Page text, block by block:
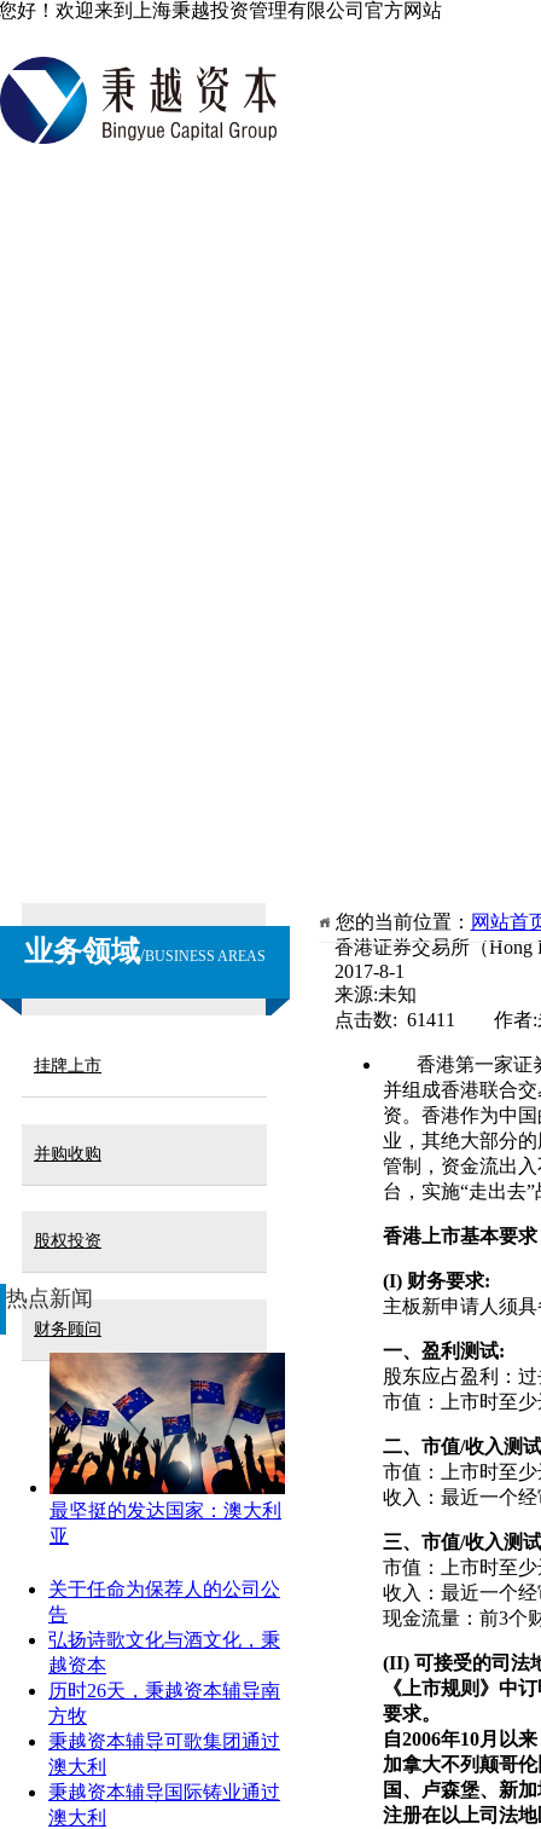
好！欢迎来到上海秉越投资管理有限公司官方网站
挂牌上市
并购收购
股权投资
财务顾问
热点新闻
最坚挺的发达国家：澳大利
亚
关于任命为保荐人的公司公
告
弘扬诗歌文化与酒文化，秉
越资本
历时26天，秉越资本辅导南
方牧
秉越资本辅导可歌集团通过
澳大利
秉越资本辅导国际铸业通过
澳大利
业务领域/BUSINESS AREAS
您的当前位置： 网站首
香港证券交易所（Hong
2017-8-1
来源:未知
点击数: 61411 作者:
香港第一家证
并组成香港联合
资。香港作为中
业，其绝大部分
管制，资金流出
台，实施“走出去”
香港上市基本要求
(I) 财务要求:
主板新申请人须
一、盈利测试:
股东应占盈利：
市值：上市时至
二、市值/收入测试
市值：上市时至
收入：最近一个
三、市值/收入测试
市值：上市时至
收入：最近一个
现金流量：前3个
(II) 可接受的司法
《上市规则》中
要求。
自2006年10月以
加拿大不列颠哥
国、
卢森堡、 新
注册在以上司法